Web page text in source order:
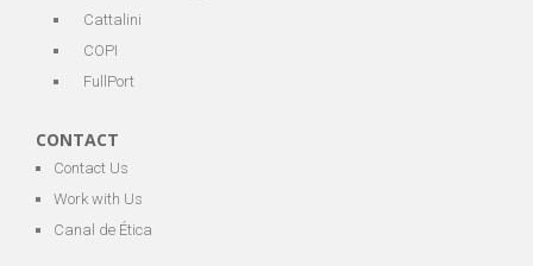
Cattalini
COPI
FullPort
CONTACT
Contact Us
Work with Us
Canal de Ética